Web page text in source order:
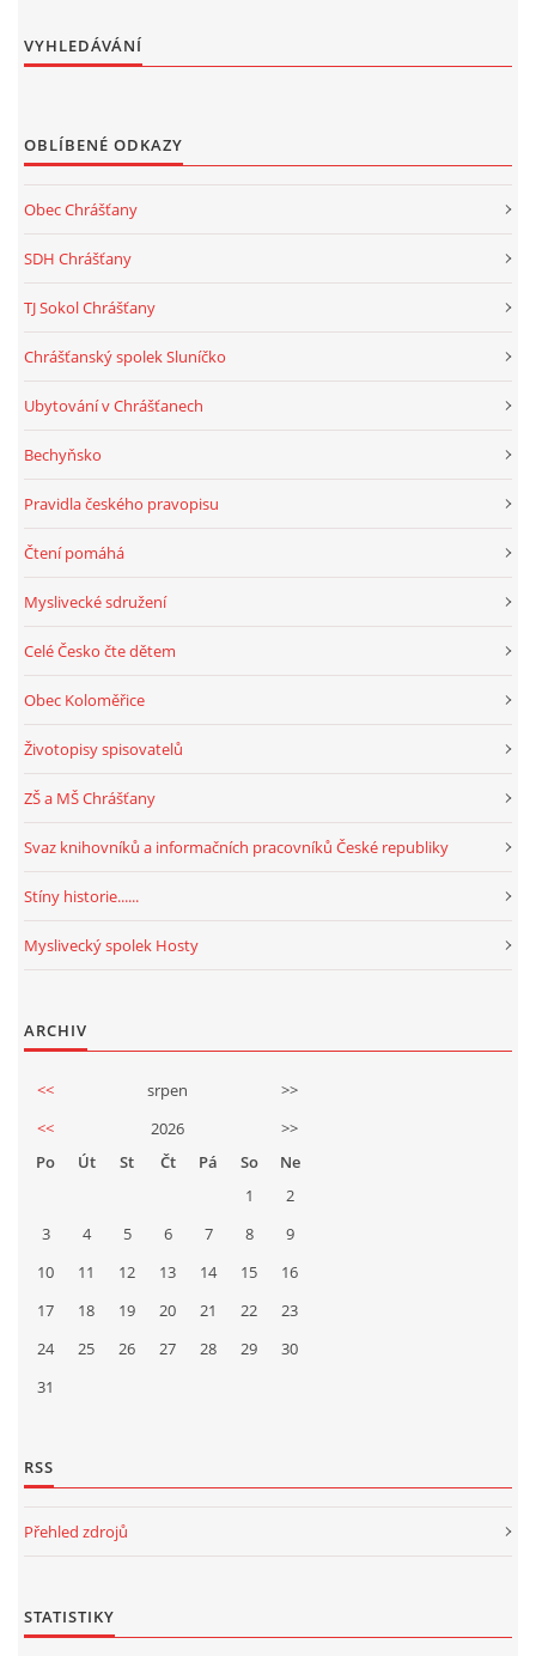
VYHLEDÁVÁNÍ
OBLÍBENÉ ODKAZY
Obec Chrášťany
SDH Chrášťany
TJ Sokol Chrášťany
Chrášťanský spolek Sluníčko
Ubytování v Chrášťanech
Bechyňsko
Pravidla českého pravopisu
Čtení pomáhá
Myslivecké sdružení
Celé Česko čte dětem
Obec Koloměřice
Životopisy spisovatelů
ZŠ a MŠ Chrášťany
Svaz knihovníků a informačních pracovníků České republiky
Stíny historie......
Myslivecký spolek Hosty
ARCHIV
<< srpen
>>
<<
2026
>>
Po
Út St Čt Pá So
Ne
1
2
3
4 5 6 7 8
9
10
11 12 13 14 15
16
17
18 19 20 21 22
23
24
25 26 27 28 29
30
31
RSS
Přehled zdrojů
STATISTIKY